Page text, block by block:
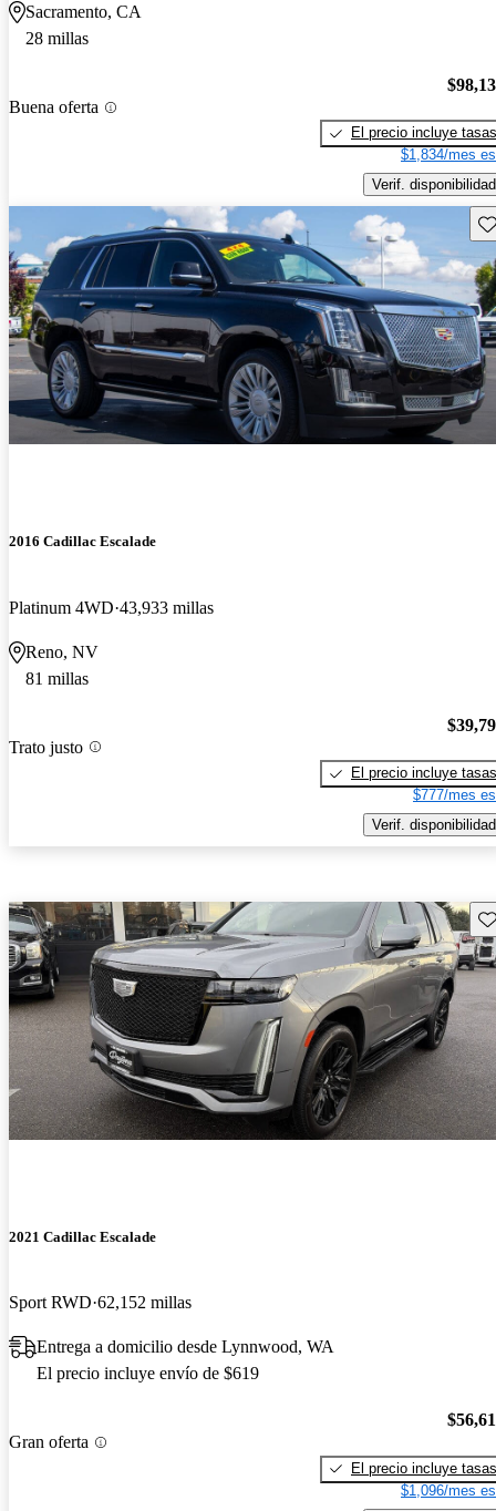
Sacramento, CA
28 millas
Buena oferta
El precio incluye tasas
$1,834/mes
Verif. disponibilidad
2016 Cadillac Escalade
Platinum 4WD 43,933 millas
Reno, NV
81 millas
Trato justo
El precio incluye tasas
$777/mes
Verif. disponibilidad
2021 Cadillac Escalade
Sport RWD 62,152 millas
Entrega a domicilio desde Lynnwood, WA
El precio incluye envío de $619
Gran oferta
El precio incluye tasas
$1,096/mes